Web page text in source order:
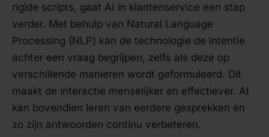
rigide scripts, gaat AI in klantenservice een stap
verder. Met behulp van Natural Language
Processing (NLP) kan de technologie de intentie
achter een vraag begrijpen, zelfs als deze op
verschillende manieren wordt geformuleerd. Dit
maakt de interactie menselijker en effectiever. AI
kan bovendien leren van eerdere gesprekken en
zo zijn antwoorden continu verbeteren.